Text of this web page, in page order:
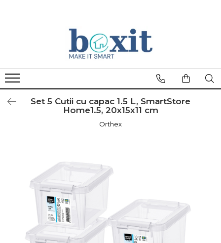
Set 5 Cutii cu capac 1.5 L, SmartStore
Home1.5, 20x15x11 cm
Orthex